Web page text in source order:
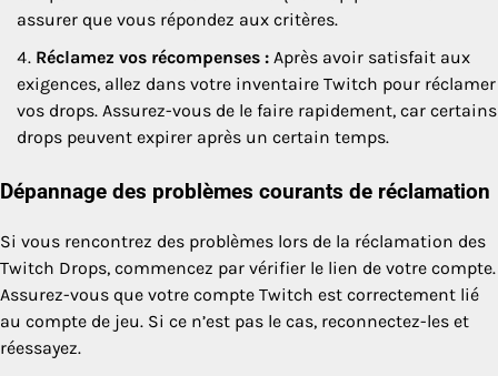
assurer que vous répondez aux critères.
Réclamez vos récompenses : Après avoir satisfait aux
exigences, allez dans votre inventaire Twitch pour réclamer
vos drops. Assurez-vous de le faire rapidement, car certains
drops peuvent expirer après un certain temps.
Dépannage des problèmes courants de réclamation
Si vous rencontrez des problèmes lors de la réclamation des
Twitch Drops, commencez par vérifier le lien de votre compte.
Assurez-vous que votre compte Twitch est correctement lié
au compte de jeu. Si ce n’est pas le cas, reconnectez-les et
réessayez.